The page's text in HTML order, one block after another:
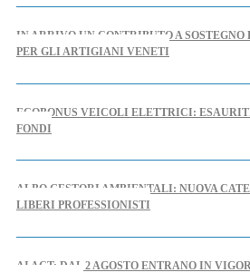
IN ARRIVO UN CONTRIBUTO A
PER GLI ARTIGIANI VENETI
ECOBONUS VEICOLI ELETTRICI:
FONDI
ALBO GESTORI AMBIENTALI: NUOVA
LIBERI PROFESSIONISTI
AI ACT: DAL 2 AGOSTO ENTRANO IN